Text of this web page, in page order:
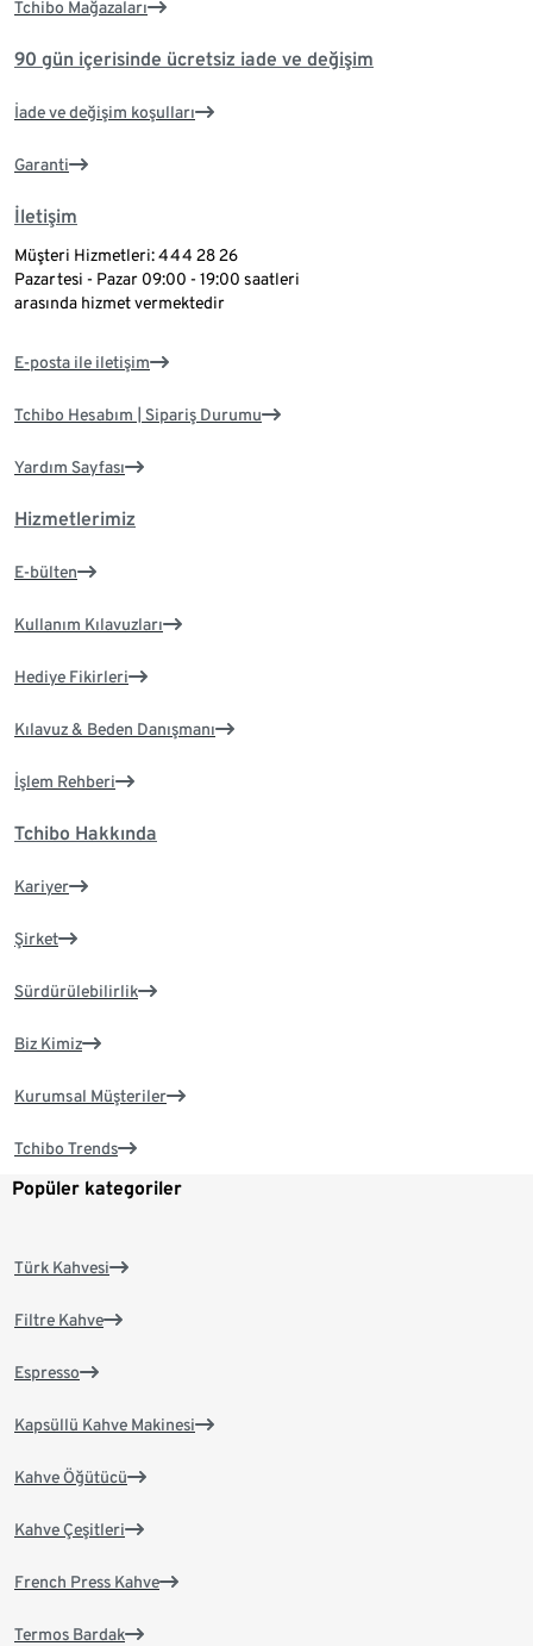
Tchibo Mağazaları
90 gün içerisinde ücretsiz iade ve değişim
İade ve değişim koşulları
Garanti
İletişim
Müşteri Hizmetleri: 444 28 26
Pazartesi - Pazar 09:00 - 19:00 saatleri
arasında hizmet vermektedir
E-posta ile iletişim
Tchibo Hesabım | Sipariş Durumu
Yardım Sayfası
Hizmetlerimiz
E-bülten
Kullanım Kılavuzları
Hediye Fikirleri
Kılavuz & Beden Danışmanı
İşlem Rehberi
Tchibo Hakkında
Kariyer
Şirket
Sürdürülebilirlik
Biz Kimiz
Kurumsal Müşteriler
Tchibo Trends
Popüler kategoriler
Türk Kahvesi
Filtre Kahve
Espresso
Kapsüllü Kahve Makinesi
Kahve Öğütücü
Kahve Çeşitleri
French Press Kahve
Termos Bardak